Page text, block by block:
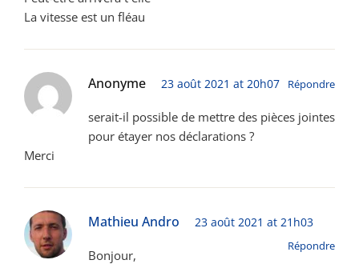
La vitesse est un fléau
Anonyme 23 août 2021 at 20h07 Répondre
serait-il possible de mettre des pièces jointes
pour étayer nos déclarations ?
Merci
Mathieu Andro 23 août 2021 at 21h03
Répondre
Bonjour,